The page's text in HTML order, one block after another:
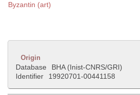
Byzantin (art)
Origin
Database
BHA (Inist-CNRS/GRI)
Identifier
19920701-00441158